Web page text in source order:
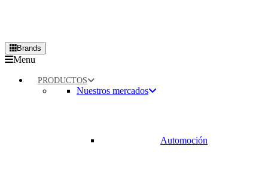
Brands
Primary
Menu
PRODUCTOS
Nuestros mercados
Automoción